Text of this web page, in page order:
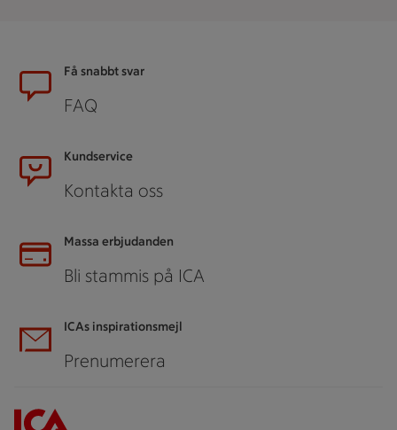
SidfotFå snabbt svar
FAQ
Kundservice
Kontakta oss
Massa erbjudanden
Bli stammis på ICA
ICAs inspirationsmejl
Prenumerera